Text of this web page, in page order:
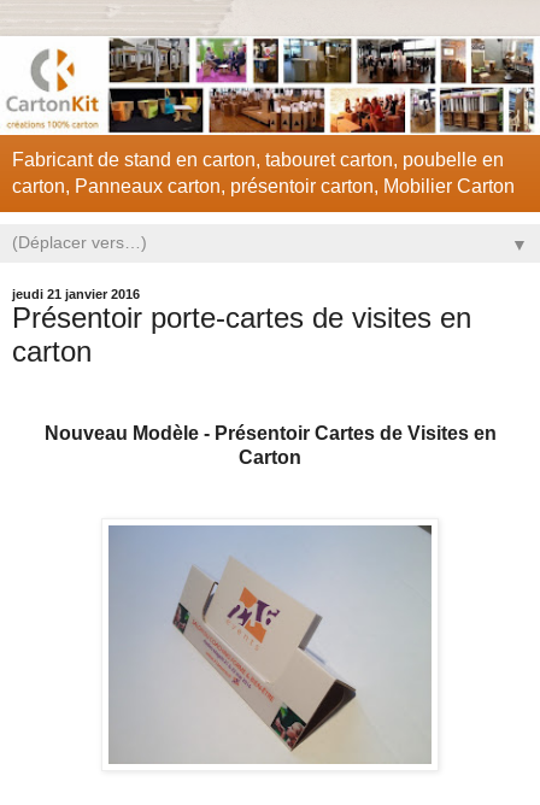
Fabricant de stand en carton, tabouret carton, poubelle en
carton, Panneaux carton, présentoir carton, Mobilier Carton
▼
jeudi 21 janvier 2016
Présentoir porte-cartes de visites en
carton
Nouveau Modèle - Présentoir Cartes de Visites en
Carton